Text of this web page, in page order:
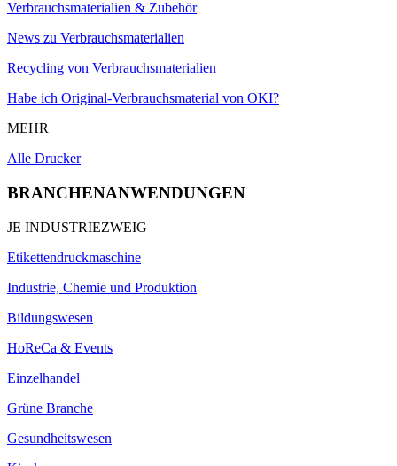
Verbrauchsmaterialien & Zubehör
News zu Verbrauchsmaterialien
Recycling von Verbrauchsmaterialien
Habe ich Original-Verbrauchsmaterial von OKI?
MEHR
Alle Drucker
BRANCHENANWENDUNGEN
JE INDUSTRIEZWEIG
Etikettendruckmaschine
Industrie, Chemie und Produktion
Bildungswesen
HoReCa & Events
Einzelhandel
Grüne Branche
Gesundheitswesen